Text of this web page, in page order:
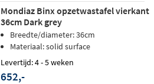
Mondiaz Binx opzetwastafel vierkant
36cm Dark grey
Breedte/diameter: 36cm
Materiaal: solid surface
Levertijd: 4 - 5 weken
652,-